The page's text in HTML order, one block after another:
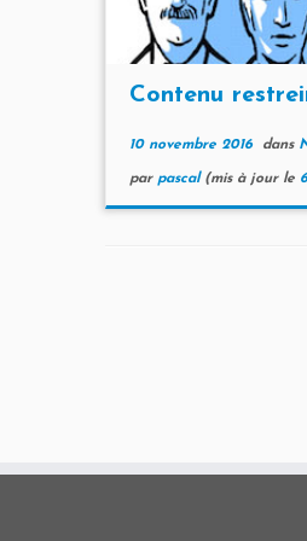
Contenu
10 novembre 2016dans
par pascal(mis à jour le